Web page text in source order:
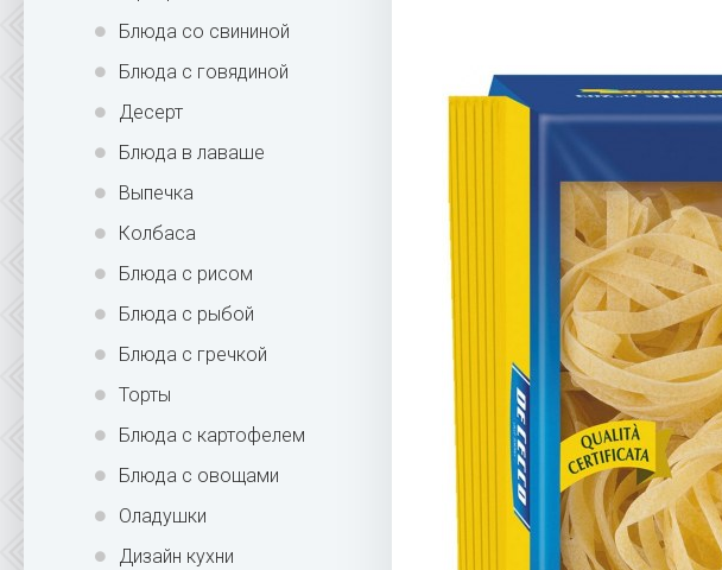
Блюда со свининой
Блюда с говядиной
Десерт
Блюда в лаваше
Выпечка
Колбаса
Блюда с рисом
Блюда с рыбой
Блюда с гречкой
Торты
Блюда с картофелем
Блюда с овощами
Оладушки
Дизайн кухни